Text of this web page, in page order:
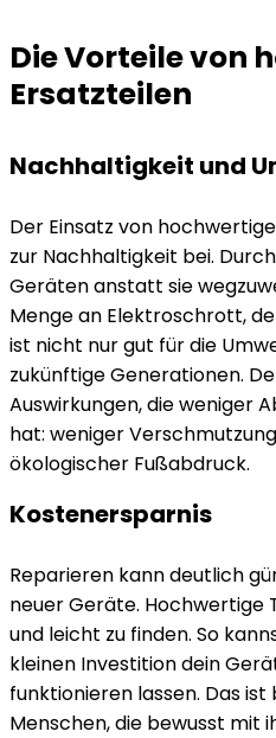
Die Vorteile von
Ersatzteilen
Nachhaltigkeit und
Der Einsatz von
zur Nachhaltigkeit bei.
Geräten anstatt sie
Menge an Elektroschrott,
ist nicht nur gut für die
zukünftige Generationen.
Auswirkungen, die weniger
hat: weniger
ökologischer Fußabdruck.
Kostenersparnis
Reparieren kann deutlich
neuer Geräte. Hochwertige
und leicht zu finden. So
kleinen Investition dein
funktionieren lassen. Das
Menschen, die bewusst mit